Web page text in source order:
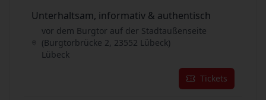
Unterhaltsam, informativ & authentisch
vor dem Burgtor auf der Stadtaußenseite
(Burgtorbrücke 2, 23552 Lübeck)
Lübeck
Tickets